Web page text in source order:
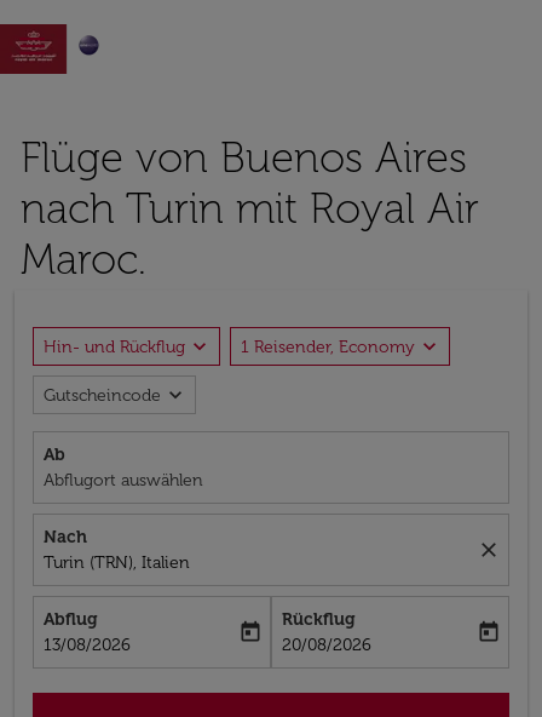

Flüge von Buenos Aires
nach Turin mit Royal Air
Maroc.
Hin- und Rückflug expand_more 1 Reisender, Economy expand_more
Gutscheincode expand_more
Ab
Abflugort auswählen
Nach
Turin (TRN), Italien
close
Abflug
fc-booking-departure-date-aria-label
13/08/2026
today
Rückflug
fc-booking-return-date-aria-label
20/08/2026
today